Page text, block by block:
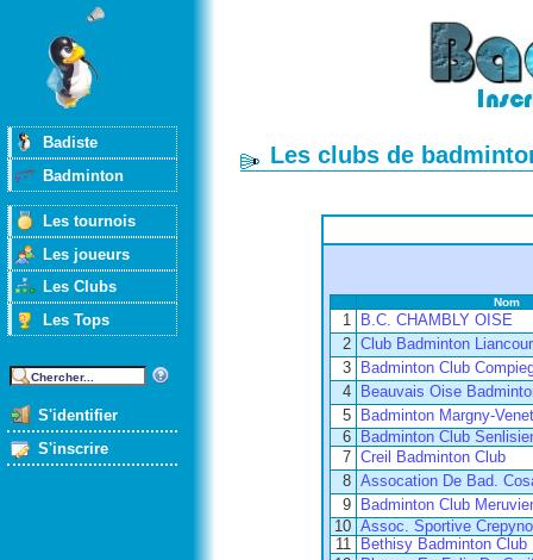
Badiste
Badminton
Les tournois
Les joueurs
Les Clubs
Les Tops
S'identifier
S'inscrire
Les clubs de
Nom
1
B.C. CHAMBLY OISE
2 Club Badminton
3
Badminton Club
4
Beauvais Oise
5
Badminton Margny-
6
Badminton Club
7 Creil Badminton Club
8 Assocation De Bad.
9
Badminton Club
10 Assoc. Sportive
11
Bethisy Badminton Club